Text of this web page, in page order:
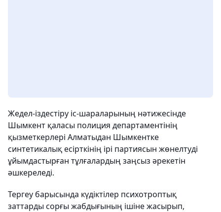
Жедел-іздестіру іс-шараларының нәтижесінде
Шымкент қаласы полиция департаментінің
қызметкерлері Алматыдан Шымкентке
синтетикалық есірткінің ірі партиясын жөнелтуді
ұйымдастырған тұлғалардың заңсыз әрекетін
әшкереледі.
Тергеу барысында күдіктілер психотроптық
заттарды сорғы жабдығының ішіне жасырып,